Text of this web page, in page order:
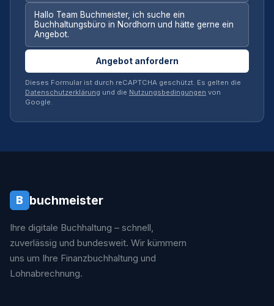
Angebot anfordern
Dieses Formular ist durch reCAPTCHA geschützt. Es gelten die
Datenschutzerklärung und die Nutzungsbedingungen von
Google.
B buchmeister
Ihre digitale Buchhaltung – schnell,
zuverlässig und bundesweit. Wir kümmern
uns um Ihre Finanzbuchhaltung und
Lohnabrechnung.